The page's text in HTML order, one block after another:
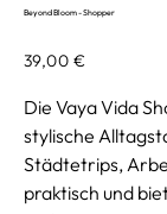
Beyond Bloom - Shopper
Preis
39,00 €
Die Vaya Vida
stylische
Städtetrips,
praktisch und